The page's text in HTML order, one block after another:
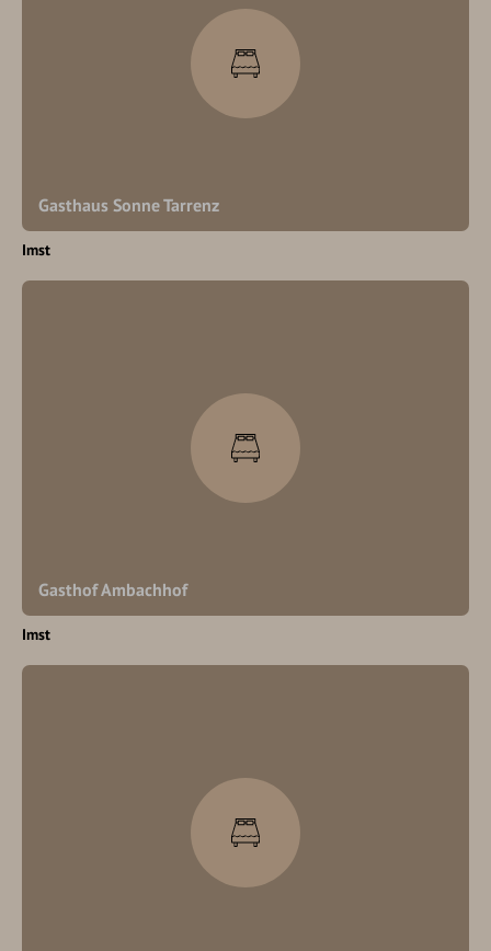
Gasthaus Sonne Tarrenz
Imst
Gasthof Ambachhof
Imst